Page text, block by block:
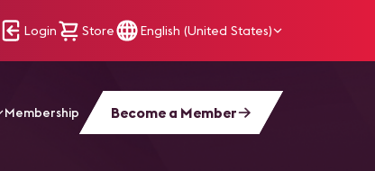
Login Store English (United States)
Membership Become a Member